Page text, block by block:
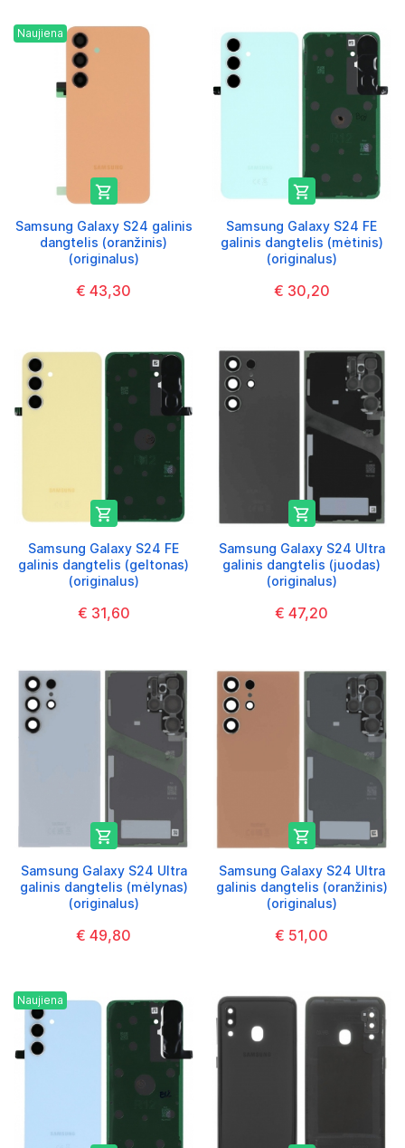
Naujiena

Samsung Galaxy S24 galinis
dangtelis (oranžinis)
(originalus)
€ 43,30

Samsung Galaxy S24 FE
galinis dangtelis (mėtinis)
(originalus)
€ 30,20

Samsung Galaxy S24 FE
galinis dangtelis (geltonas)
(originalus)
€ 31,60

Samsung Galaxy S24 Ultra
galinis dangtelis (juodas)
(originalus)
€ 47,20

Samsung Galaxy S24 Ultra
galinis dangtelis (mėlynas)
(originalus)
€ 49,80

Samsung Galaxy S24 Ultra
galinis dangtelis (oranžinis)
(originalus)
€ 51,00
Naujiena